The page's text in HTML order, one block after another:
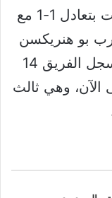
المباراة الأخيرة بالدوري التي انتهت بتعادل 1-1 مع
بو هنريكسن
تحديًا لرفع كفاءة الهجوم بعد أن سجل الفريق 14
وهي ثالث